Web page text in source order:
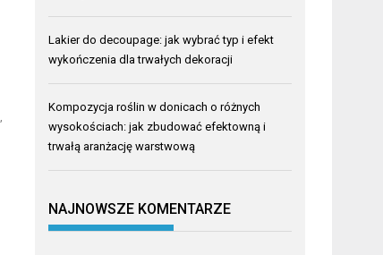
Lakier do decoupage: jak wybrać typ i efekt
wykończenia dla trwałych dekoracji
Kompozycja roślin w donicach o różnych
wysokościach: jak zbudować efektowną i
trwałą aranżację warstwową
NAJNOWSZE KOMENTARZE